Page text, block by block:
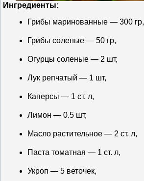
Ингредиенты:
Грибы маринованные — 300 гр,
Грибы соленые — 50 гр,
Огурцы соленые — 2 шт,
Лук репчатый — 1 шт,
Каперсы — 1 ст. л,
Лимон — 0.5 шт,
Масло растительное — 2 ст. л,
Паста томатная — 1 ст. л,
Укроп — 5 веточек,